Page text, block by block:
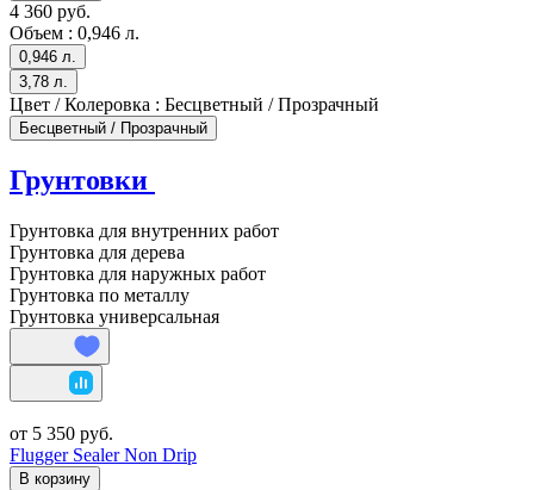
4 360 руб.
Объем : 0,946 л.
0,946 л.
3,78 л.
Цвет / Колеровка : Бесцветный / Прозрачный
Бесцветный / Прозрачный
Грунтовки
Грунтовка для внутренних работ
Грунтовка для дерева
Грунтовка для наружных работ
Грунтовка по металлу
Грунтовка универсальная
от 5 350 руб.
Flugger Sealer Non Drip
В корзину